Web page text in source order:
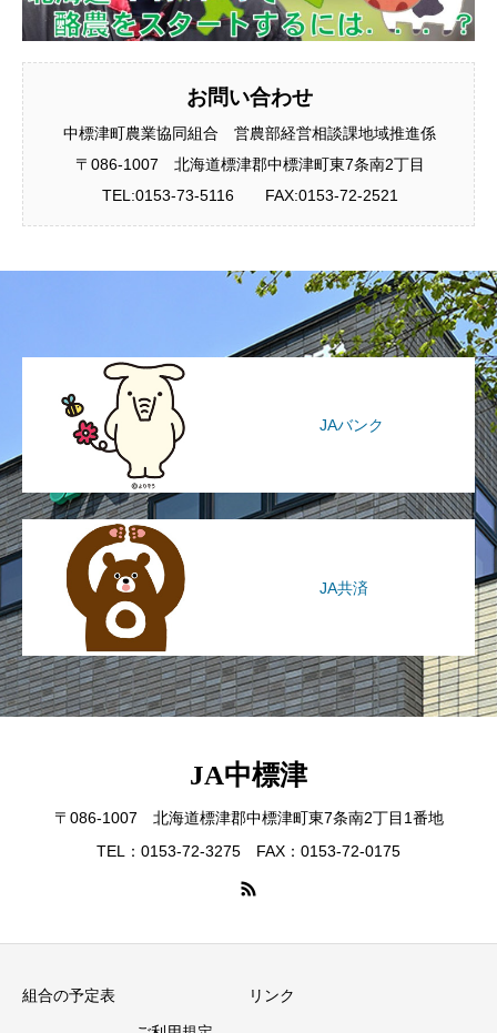
お問い合わせ
中標津町農業協同組合 営農部経営相談課地域推進係
〒086-1007 北海道標津郡中標津町東7条南2丁目
TEL:0153-73-5116 FAX:0153-72-2521
JAバンク
JA共済
JA中標津
〒086-1007 北海道標津郡中標津町東7条南2丁目1番地
TEL：0153-72-3275 FAX：0153-72-0175
組合の予定表 リンク